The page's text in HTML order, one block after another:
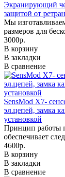
Экранирующий
защитой от
Мы
размеров для
3000р.
В корзину
В закладки
В сравнение
SensMod X7-
эл.цепей, замка
установкой
Принцип работы
обеспечивает
4600р.
В корзину
В закладки
В сравнение